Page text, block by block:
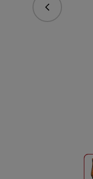
vorhergehend